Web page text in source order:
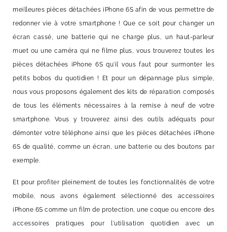
meilleures pièces détachées iPhone 6S afin de vous permettre de
redonner vie à votre smartphone ! Que ce soit pour changer un
écran cassé, une batterie qui ne charge plus, un haut-parleur
muet ou une caméra qui ne filme plus, vous trouverez toutes les
pièces détachées iPhone 6S qu'il vous faut pour surmonter les
petits bobos du quotidien ! Et pour un dépannage plus simple,
nous vous proposons également des kits de réparation composés
de tous les éléments nécessaires à la remise à neuf de votre
smartphone. Vous y trouverez ainsi des outils adéquats pour
démonter votre téléphone ainsi que les pièces détachées iPhone
6S de qualité, comme un écran, une batterie ou des boutons par
exemple.
Et pour profiter pleinement de toutes les fonctionnalités de votre
mobile, nous avons également sélectionné des accessoires
iPhone 6S comme un film de protection, une coque ou encore des
accessoires pratiques pour l'utilisation quotidien avec un